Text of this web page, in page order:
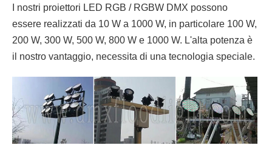
I nostri proiettori LED RGB / RGBW DMX possono
essere realizzati da 10 W a 1000 W, in particolare 100 W,
200 W, 300 W, 500 W, 800 W e 1000 W. L'alta potenza è
il nostro vantaggio, necessita di una tecnologia speciale.